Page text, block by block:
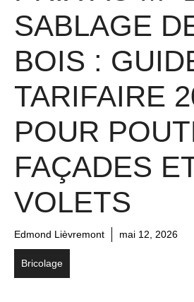
SABLAGE
BOIS :
TARIFAIRE
POUR
FAÇADES
VOLETS
Edmond Lièvremont mai 12, 2026
Bricolage